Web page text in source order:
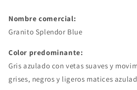
Nombre comercial:
Granito Splendor Blue
Color predominante:
Gris azulado con vetas suaves y
grises, negros y ligeros matices